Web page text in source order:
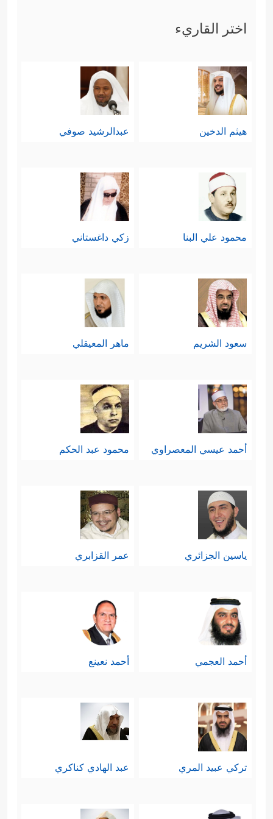
الرسالات فإنَّه سيُهلِك نفسَه في جمع
بلا غايةٍ ولا حكمةٍ؛ لأنَّه لا يؤمِنُ بإلهٍ قادرٍ
عليه يُراقبه ويُحاسبه، فهو لا يؤمن إلَّا
بحياته المحدودة، ولا يرى شيئًا فوقها، ولا
﴿أَیَحۡسَبُ أَن لَّن یَقۡدِرَ عَلَیۡهِ أَحَدࣱ﴾
وهو لو فكّر قليلًا، لعلِم أنَّ في عينيه
اللتَين يبصِر بهما آية على وجود الله
وقدرته عليه، وكذلك في لسانه هذا الذي
وفي شفتَيه كذلك، وأكبر من ذلك: هذا
العقل الذي يُدرِكُ به الأشياء، ويُميِّزُ به
بين ما ينفعه وما يضرُّه، بين طريق
عقله﴿یَقُولُ أَهۡلَكۡتُ مَالࣰا لُّبَدًا﴿٦﴾
أَیَحۡسَبُ أَن
لَّمۡ یَرَهُۥۤ أَحَدٌ
أَلَمۡ نَجۡعَل لَّهُۥ عَیۡنَیۡنِ
رابعًا: تُعبِّرُ السورة عن غاية هذه الحياة
ونهايتها الحتميَّة التي ينبغي على كلِّ
مُكلَّفٍ أن يجتازها ليصِلَ إلى برِّ الأمان،
وَمَاۤ أَدۡرَىٰكَ مَا ٱلۡعَقَبَةُ
فَكُّ رَقَبَةٍ
إِطۡعَـٰمࣱ فِی یَوۡمࣲ ذِی مَسۡغَبَةࣲ
یَتِیمࣰا ذَا مَقۡرَبَةٍ
﴿١٥﴾
أَوۡ مِسۡكِینࣰا ذَا مَتۡرَبَةࣲ﴿١٦﴾
﴿١٧﴾
أُوْلَــٰۤىِٕكَ أَصۡحَـٰبُ ٱلۡمَیۡمَنَةِ﴾.
والملاحظ هنا أنَّ شروط الاجتياز قد
جَمَعَت بين الإحسان إلى الخلق بعِتق
اختر القاريء
هيثم الدخين عبدالرشيد صوفي
محمود علي البنا زكي داغستاني
سعود الشريم ماهر المعيقلي
أحمد عيسي المعصراوي محمود عبد الحكم
ياسين الجزائري عمر القزابري
أحمد العجمي أحمد نعينع
تركي عبيد المري عبد الهادي كناكري